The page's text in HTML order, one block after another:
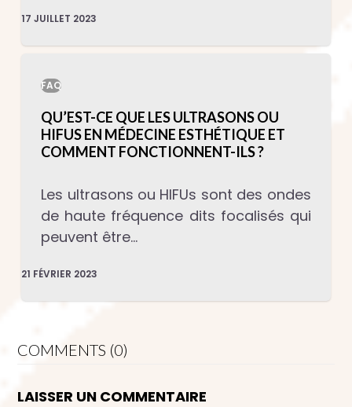
17 JUILLET 2023
FAQ
QU’EST-CE QUE LES ULTRASONS OU
HIFUS EN MÉDECINE ESTHÉTIQUE ET
COMMENT FONCTIONNENT-ILS ?
Les ultrasons ou HIFUs sont des ondes
de haute fréquence dits focalisés qui
peuvent être…
21 FÉVRIER 2023
COMMENTS (0)
LAISSER UN COMMENTAIRE